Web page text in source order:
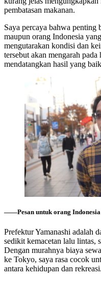
pembatasan makanan.
Saya percaya bahwa penting
maupun orang Indonesia
mengutarakan kondisi dan
tersebut akan mengarah
mendatangkan hasil yang
――Pesan untuk orang
Prefektur Yamanashi adalah
sedikit kemacetan lalu lintas,
Dengan murahnya biaya
ke Tokyo, saya rasa cocok
antara kehidupan dan rekreasi.